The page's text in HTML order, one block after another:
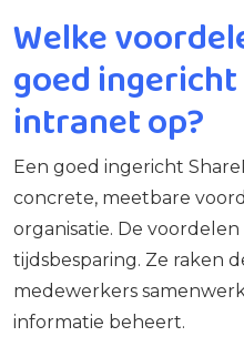
Welke
goed
intranet op?
Een goed ingericht
concrete, meetbare
organisatie. De
tijdsbesparing. Ze raken
medewerkers
informatie beheert.